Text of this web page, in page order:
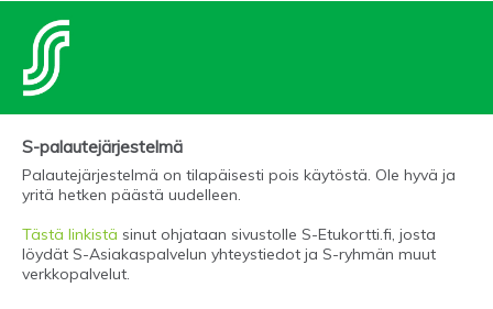
S-palautejärjestelmä
Palautejärjestelmä on tilapäisesti pois käytöstä. Ole hyvä ja
yritä hetken päästä uudelleen.
Tästä linkistä sinut ohjataan sivustolle S-Etukortti.fi, josta
löydät S-Asiakaspalvelun yhteystiedot ja S-ryhmän muut
verkkopalvelut.